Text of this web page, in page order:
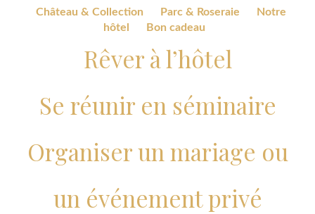
Château & Collection Parc & Roseraie
Notre
hôtel
Bon cadeau
Rêver à l’hôtel
Se réunir en séminaire
Organiser un mariage ou
un événement privé